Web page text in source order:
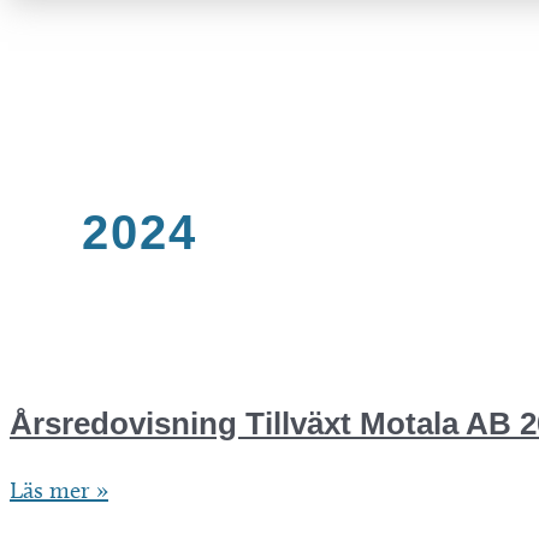
2024
Årsredovisning Tillväxt Motala AB
Årsredovisning
Läs mer »